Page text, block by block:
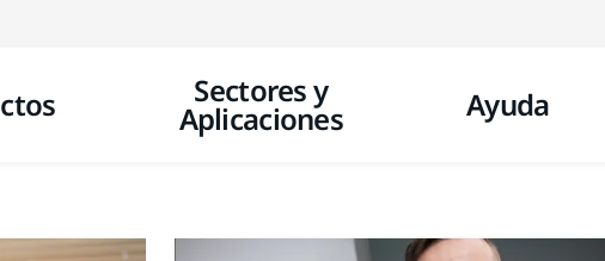
Sectores y
Aplicaciones Ayuda